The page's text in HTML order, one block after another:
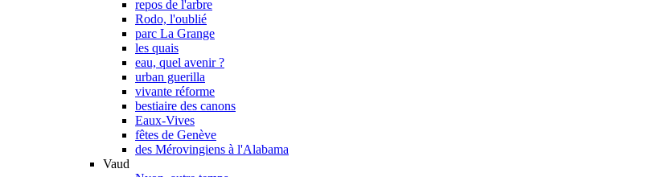
repos de l'arbre
Rodo, l'oublié
parc La Grange
les quais
eau, quel avenir ?
urban guerilla
vivante réforme
bestiaire des canons
Eaux-Vives
fêtes de Genève
des Mérovingiens à l'Alabama
Vaud